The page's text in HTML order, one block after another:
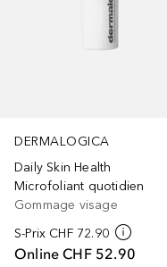
DERMALOGICA
Daily Skin Health
Microfoliant quotidien
Gommage visage
S-Prix CHF 72.90
Online CHF 52.90